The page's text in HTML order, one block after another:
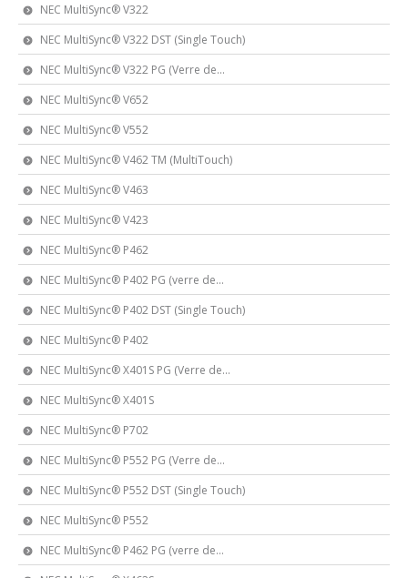
NEC MultiSync® V322
NEC MultiSync® V322 DST (Single Touch)
NEC MultiSync® V322 PG (Verre de...
NEC MultiSync® V652
NEC MultiSync® V552
NEC MultiSync® V462 TM (MultiTouch)
NEC MultiSync® V463
NEC MultiSync® V423
NEC MultiSync® P462
NEC MultiSync® P402 PG (verre de...
NEC MultiSync® P402 DST (Single Touch)
NEC MultiSync® P402
NEC MultiSync® X401S PG (Verre de...
NEC MultiSync® X401S
NEC MultiSync® P702
NEC MultiSync® P552 PG (Verre de...
NEC MultiSync® P552 DST (Single Touch)
NEC MultiSync® P552
NEC MultiSync® P462 PG (verre de...